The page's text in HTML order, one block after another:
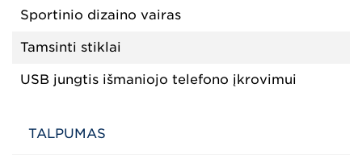
Sportinio dizaino vairas
Tamsinti stiklai
USB jungtis išmaniojo telefono įkrovimui
TALPUMAS